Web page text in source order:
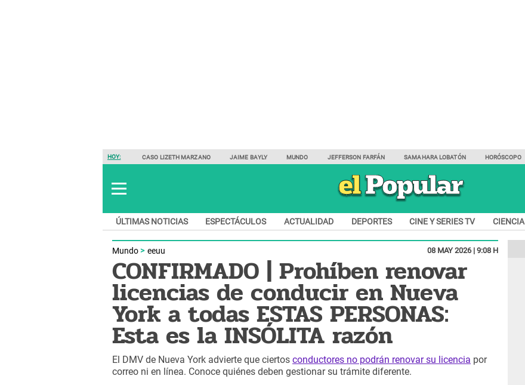
HOY: CASO LIZETH MARZANO JAIME BAYLY MUNDO JEFFERSON FARFÁN SAMAHARA LOBATÓN HORÓSCOPO
ÚLTIMAS NOTICIAS ESPECTÁCULOS ACTUALIDAD DEPORTES CINE Y SERIES TV CIENCIA
Mundo eeuu 08 MAY 2026 | 9:08 H
CONFIRMADO | Prohíben renovar
licencias de conducir en Nueva
York a todas ESTAS PERSONAS:
Esta es la INSÓLITA razón
El DMV de Nueva York advierte que ciertos conductores no podrán renovar su licencia por
correo ni en línea. Conoce quiénes deben gestionar su trámite diferente.